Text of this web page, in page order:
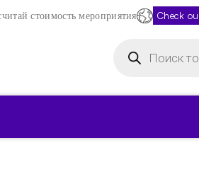
стоимость мероприятия Check
товаров